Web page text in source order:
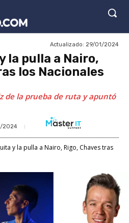
Actualizado: 29/01/2024
la pulla a Nairo,
los Nacionales
de la prueba de ruta y apuntó
2024
y la pulla a Nairo, Rigo, Chaves tras